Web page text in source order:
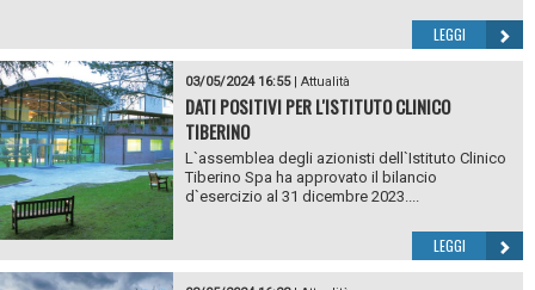
LEGGI
03/05/2024 16:55| Attualità
DATI POSITIVI PER L'ISTITUTO CLINICO
TIBERINO
L`assemblea degli azionisti dell`Istituto Clinico
Tiberino Spa ha approvato il bilancio
d`esercizio al 31 dicembre 2023....
LEGGI